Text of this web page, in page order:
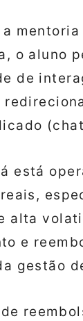
o aluno
de
está
alta
e
gestão